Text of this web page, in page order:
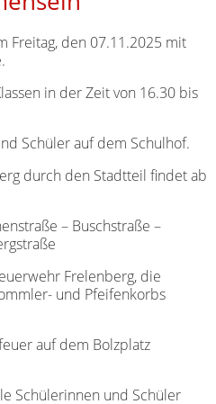
Freitag, den 07.11.2025 mit
in der Zeit von 16.30 bis
Schüler auf dem Schulhof.
durch den Stadtteil findet ab
– Buschstraße –
Frelenberg, die
und Pfeifenkorbs
auf dem Bolzplatz
Schülerinnen und Schüler